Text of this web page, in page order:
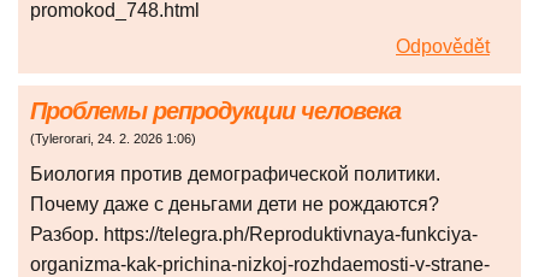
promokod_748.html
Odpovědět
Проблемы репродукции человека
(Tylerorari, 24. 2. 2026 1:06)
Биология против демографической политики.
Почему даже с деньгами дети не рождаются?
Разбор. https://telegra.ph/Reproduktivnaya-funkciya-
organizma-kak-prichina-nizkoj-rozhdaemosti-v-strane-